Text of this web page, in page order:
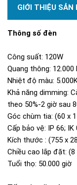
GIỚI THIỆU SẢN
Thông số đèn
Công suất: 120W
Quang thông: 12.000
Nhiệt độ màu:
Khả năng dimming:
theo 50%-2 giờ sau
Góc chùm tia: (60 x
Cấp bảo vệ: IP 66; IK
Kích thước : (755 x
Chiều cao lắp đặt: (8
Tuổi thọ: 50.000 giờ